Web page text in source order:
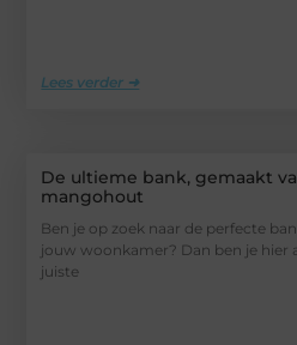
Lees verder ➜
De ultieme bank, gemaakt
mangohout
Ben je op zoek naar de perfecte
jouw woonkamer? Dan ben je hier
juiste